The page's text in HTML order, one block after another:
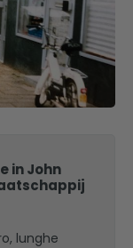
in John
lunghe